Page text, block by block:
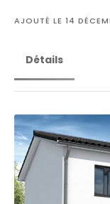
AJOUTÉ LE 14
Détails